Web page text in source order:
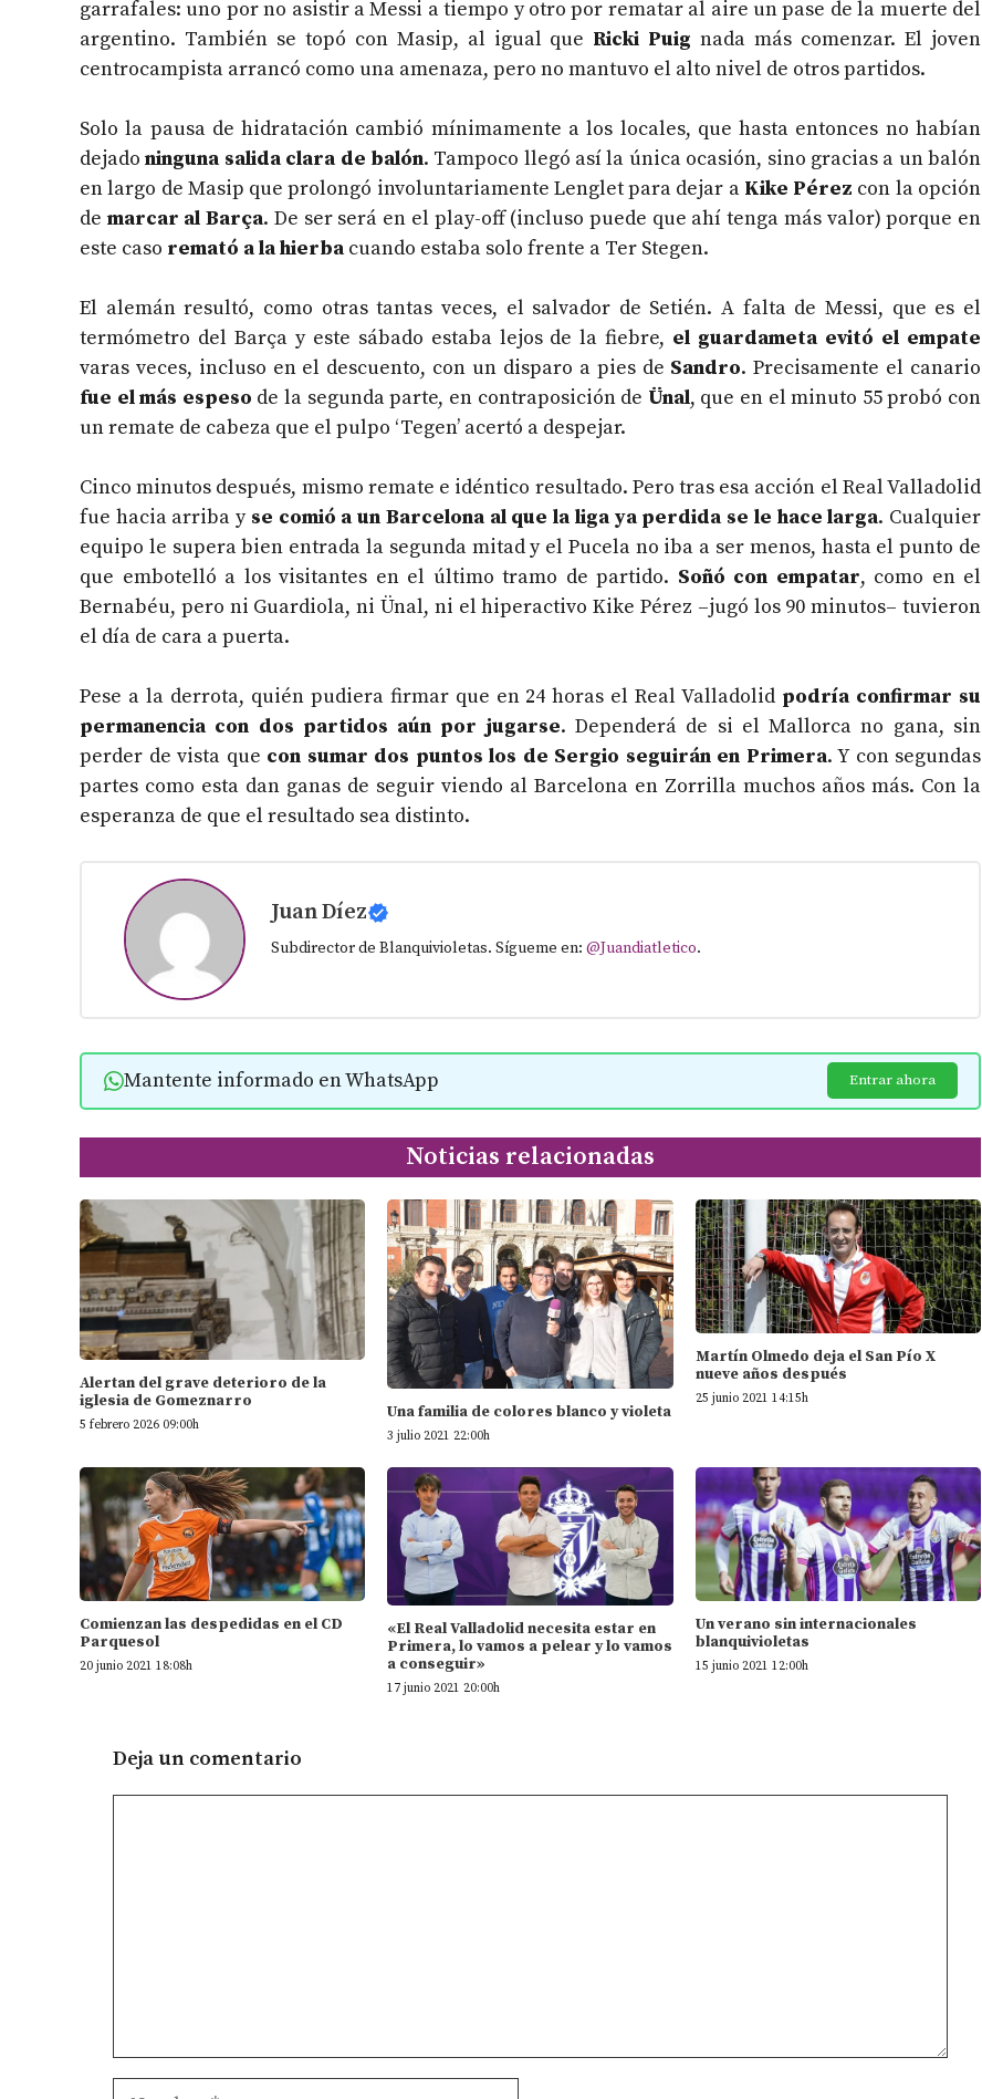
garrafales: uno por no asistir a Messi a tiempo y otro por rematar al aire un pase de la muerte del
argentino. También se topó con Masip, al igual que Ricki Puig nada más comenzar. El joven
centrocampista arrancó como una amenaza, pero no mantuvo el alto nivel de otros partidos.
Solo la pausa de hidratación cambió mínimamente a los locales, que hasta entonces no habían
dejadoninguna salida clara de balón. Tampoco llegó así la única ocasión, sino gracias a un balón
en largo de Masip que prolongó involuntariamente Lenglet para dejar a Kike Pérez con la opción
de marcar al Barça. De ser será en el play-off (incluso puede que ahí tenga más valor) porque en
este caso remató a la hierba cuando estaba solo frente a Ter Stegen.
El alemán resultó, como otras tantas veces, el salvador de Setién. A falta de Messi, que es el
termómetro del Barça y este sábado estaba lejos de la fiebre, el guardameta evitó el empate
varas veces, incluso en el descuento, con un disparo a pies de Sandro. Precisamente el canario
fue el más espeso de la segunda parte, en contraposición de Ünal, que en el minuto 55 probó con
un remate de cabeza que el pulpo ‘Tegen’ acertó a despejar.
Cinco minutos después, mismo remate e idéntico resultado. Pero tras esa acción el Real Valladolid
fue hacia arriba y se comió a un Barcelona al que la liga ya perdida se le hace larga. Cualquier
equipo le supera bien entrada la segunda mitad y el Pucela no iba a ser menos, hasta el punto de
que embotelló a los visitantes en el último tramo de partido. Soñó con empatar, como en el
Bernabéu, pero ni Guardiola, ni Ünal, ni el hiperactivo Kike Pérez –jugó los 90 minutos– tuvieron
el día de cara a puerta.
Pese a la derrota, quién pudiera firmar que en 24 horas el Real Valladolid podría confirmar su
permanencia con dos partidos aún por jugarse. Dependerá de si el Mallorca no gana, sin
perder de vista que con sumar dos puntos los de Sergio seguirán en Primera. Y con segundas
partes como esta dan ganas de seguir viendo al Barcelona en Zorrilla muchos años más. Con la
esperanza de que el resultado sea distinto.
Juan Díez
Subdirector de Blanquivioletas. Sígueme en: @Juandiatletico.
Mantente informado en WhatsApp Entrar ahora
Noticias relacionadas
Alertan del grave deterioro de la
iglesia de Gomeznarro
5 febrero 2026 09:00h
Una familia de colores blanco y violeta
3 julio 2021 22:00h
Martín Olmedo deja el San Pío X
nueve años después
25 junio 2021 14:15h
Comienzan las despedidas en el CD
Parquesol
20 junio 2021 18:08h
«El Real Valladolid necesita estar en
Primera, lo vamos a pelear y lo vamos
a conseguir»
17 junio 2021 20:00h
Un verano sin internacionales
blanquivioletas
15 junio 2021 12:00h
Deja un comentario
Nombre